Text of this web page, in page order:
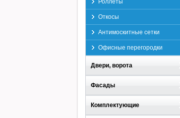
Роллеты
Откосы
Антимоскитные сетки
Офисные перегородки
Двери, ворота
Фасады
Комплектующие